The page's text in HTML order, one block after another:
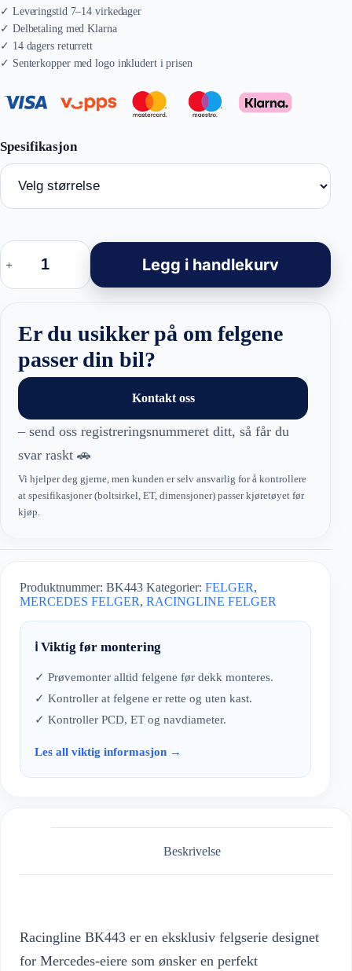
Racingline
Mercedes
antall
Legg i handlekurv
Er du usikker på om felgene
passer din bil?
Kontakt oss
– send oss registreringsnummeret ditt, så får du
svar raskt 🚗
Vi hjelper deg gjerne, men kunden er selv ansvarlig for å kontrollere
at spesifikasjoner (boltsirkel, ET, dimensjoner) passer kjøretøyet før
kjøp.
Produktnummer: BK443 Kategorier: FELGER,
MERCEDES FELGER, RACINGLINE FELGER
ℹ️ Viktig før montering
✓ Prøvemonter alltid felgene før dekk monteres.
✓ Kontroller at felgene er rette og uten kast.
✓ Kontroller PCD, ET og navdiameter.
Les all viktig informasjon →
Beskrivelse
Racingline BK443 er en eksklusiv felgserie designet
for Mercedes-eiere som ønsker en perfekt